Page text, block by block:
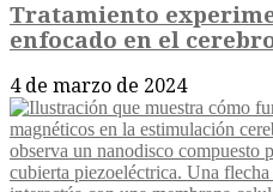
Tratamiento
enfocado en el
4 de marzo de 2024